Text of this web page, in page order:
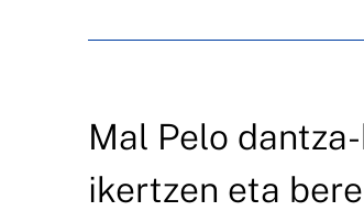
Mal Pelo
ikertzen eta